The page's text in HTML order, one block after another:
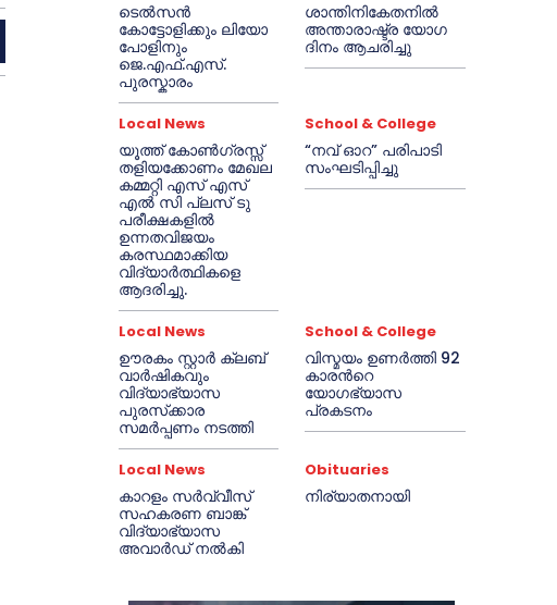
ടെൽസൻ
കോട്ടോളിക്കും ലിയോ
പോളിനും
ജെ.എഫ്.എസ്.
പുരസ്കാരം
ശാന്തിനികേതനിൽ
അന്താരാഷ്ട്ര യോഗ
ദിനം ആചരിച്ചു
Local News
യൂത്ത് കോൺഗ്രസ്സ്
തളിയക്കോണം മേഖല
കമ്മറ്റി എസ് എസ്
എൽ സി പ്ലസ് ടു
പരീക്ഷകളിൽ
ഉന്നതവിജയം
കരസ്ഥമാക്കിയ
വിദ്യാർത്ഥികളെ
ആദരിച്ചു.
School & College
“നവ് ഓറ” പരിപാടി
സംഘടിപ്പിച്ചു
Local News
ഊരകം സ്റ്റാർ ക്ലബ്
വാർഷികവും
വിദ്യാഭ്യാസ
പുരസ്‌ക്കാര
സമർപ്പണം നടത്തി
School & College
വിസ്മയം ഉണർത്തി 92
കാരൻറെ
യോഗഭ്യാസ
പ്രകടനം
Local News
കാറളം സർവ്വീസ്
സഹകരണ ബാങ്ക്
വിദ്യാഭ്യാസ
അവാർഡ് നൽകി
Obituaries
നിര്യാതനായി